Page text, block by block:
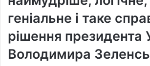
геніальне і таке
рішення президента
Володимира